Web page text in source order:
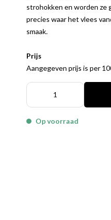
strohokken en worden ze
precies waar het vlees
smaak.
Prijs
Aangegeven prijs is per
Op voorraad